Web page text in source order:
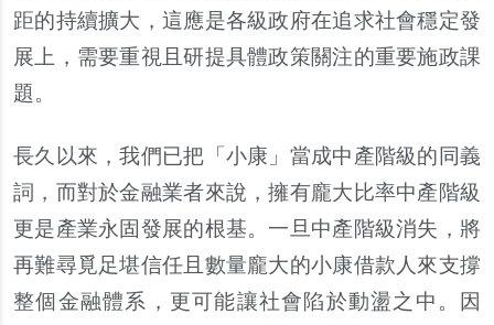
距的持續擴大，這應是各級政府在追求社會穩定發
展上，需要重視且研提具體政策關注的重要施政課
題。
長久以來，我們已把「小康」當成中產階級的同義
詞，而對於金融業者來說，擁有龐大比率中產階級
更是產業永固發展的根基。一旦中產階級消失，將
再難尋覓足堪信任且數量龐大的小康借款人來支撐
整個金融體系，更可能讓社會陷於動盪之中。因